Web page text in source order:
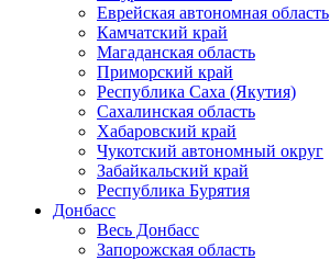
Еврейская автономная область
Камчатский край
Магаданская область
Приморский край
Республика Саха (Якутия)
Сахалинская область
Хабаровский край
Чукотский автономный округ
Забайкальский край
Республика Бурятия
Донбасс
Весь Донбасс
Запорожская область